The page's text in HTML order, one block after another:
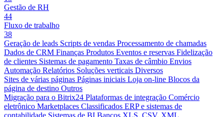
Gestão de RH
44
Fluxo de trabalho
38
Geração de leads Scripts de vendas Processamento de chamadas
Dados de CRM Finanças Produtos Eventos e reservas Fidelização
de clientes Sistemas de pagamento Taxas de câmbio Envios
Automação Relatórios Soluções verticais Diversos
Sites de várias páginas Páginas iniciais Loja on-line Blocos da
página de destino Outros
Migração para o Bitrix24 Plataformas de integração Comércio
eletrônico Marketplaces Classificados ERP e sistemas de
contabilidade Sistemas de BI Bancos XLS, CSV, XML